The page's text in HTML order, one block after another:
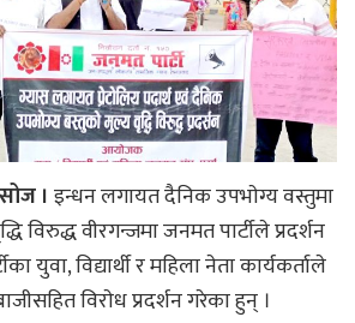
। इन्धन लगायत दैनिक उपभाेग्य वस्तुमा
विरुद्ध वीरगन्जमा जनमत पार्टीले प्रदर्शन
युवा, विद्यार्थी र महिला नेता कार्यकर्ताले
विराेध प्रदर्शन गरेका हुन् ।